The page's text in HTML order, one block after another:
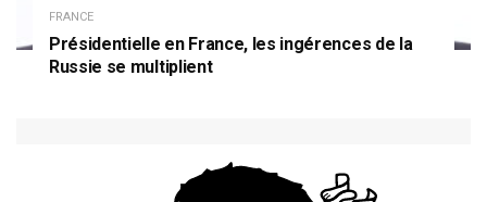
FRANCE
Présidentielle en France, les ingérences de la
Russie se multiplient